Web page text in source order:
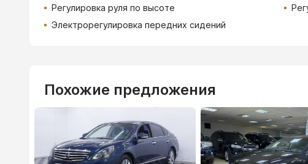
Регулировка руля по высоте
Электрорегулировка передних сидений
Похожие предложения
ВТБ